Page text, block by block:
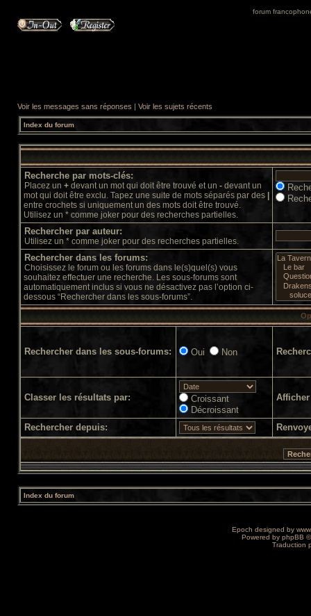
forum
Voir les messages sans réponses | Voir les sujets récents
Index du forum
Recherche par mots-clés:
Placez un + devant un mot qui doit être trouvé et un - devant un
mot qui doit être exclu. Tapez une suite de mots séparés par des
entre crochets si uniquement un des mots doit être trouvé.
Utilisez un * comme joker pour des recherches partielles.
Rechercher par auteur:
Utilisez un * comme joker pour des recherches partielles.
Rechercher dans les forums:
Choisissez le forum ou les forums dans le(s)quel(s) vous
souhaitez effectuer une recherche. Les sous-forums sont
automatiquement inclus si vous ne désactivez pas l’option ci-
dessous “Rechercher dans les sous-forums”.
Rechercher dans les sous-forums: Oui Non
Classer les résultats par:
Croissant
Décroissant
Rechercher depuis:
Index du forum
Epoch designed by
Powered by phpBB
Traduction